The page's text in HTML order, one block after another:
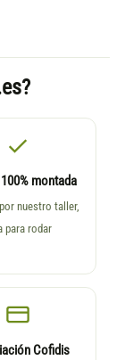
montada
nuestro taller,
para rodar
Cofidis